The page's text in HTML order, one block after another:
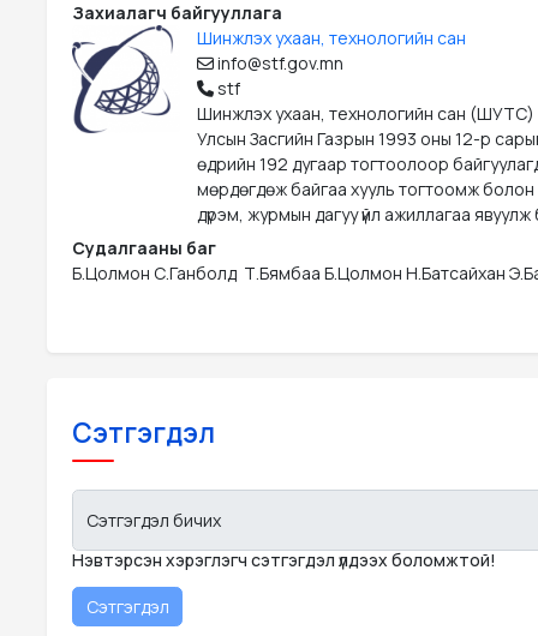
Захиалагч байгууллага
Шинжлэх ухаан, технологийн сан
info@stf.gov.mn
stf
Шинжлэх ухаан, технологийн сан
Улсын Засгийн Газрын 1993 оны 12-р
өдрийн 192 дугаар тогтоолоор
мөрдөгдөж байгаа хууль тогтоомж
дүрэм, журмын дагуу үйл ажиллагаа явуулж
Судалгааны баг
Б.Цолмон С.Ганболд  Т.Бямбаа Б.Цолмон Н.Батсайхан
Сэтгэгдэл
Сэтгэгдэл бичих
Нэвтэрсэн хэрэглэгч сэтгэгдэл үлдээх боломжтой!